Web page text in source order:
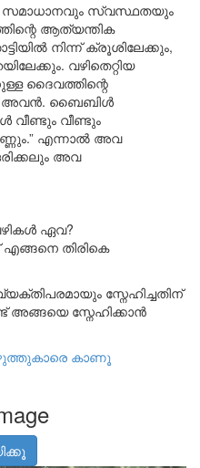
സമാധാനവും സ്വസ്ഥതയും
ആത്യന്തിക
നിന്ന് ക്രൂശിലേക്കും,
വഴിതെറ്റിയ
ദൈവത്തിന്റെ
അവൻ. ബൈബിൾ
വീണ്ടും വീണ്ടും
എന്നാൽ അവ
അവ
ഏവ?
എങ്ങനെ തിരികെ
സ്നേഹിച്ചതിന്
അങ്ങയെ സ്നേഹിക്കാൻ
കാണൂ